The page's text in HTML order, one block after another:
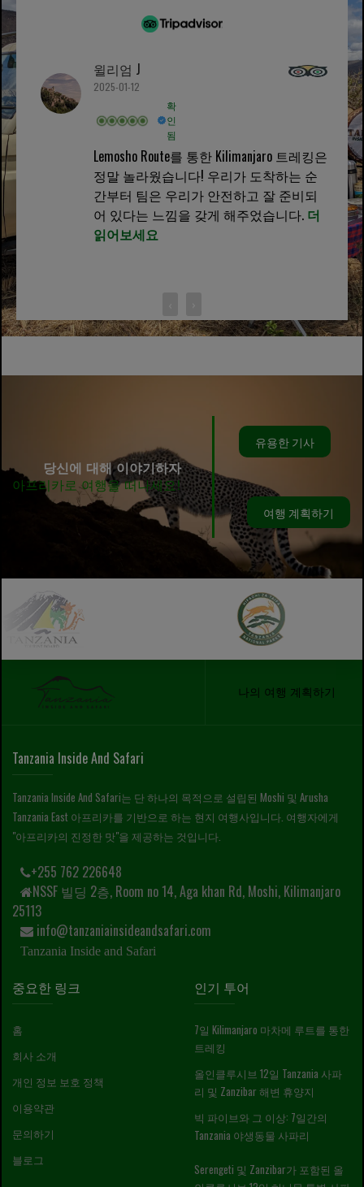
윌리엄 J
2025-01-12
확
인
됨
Lemosho Route를 통한 Kilimanjaro 트레킹은
정말 놀라웠습니다! 우리가 도착하는 순
간부터 팀은 우리가 안전하고 잘 준비되
어 있다는 느낌을 갖게 해주었습니다. 더
읽어보세요
당신에 대해 이야기하자
아프리카로 여행을 떠나세요!
유용한 기사
여행 계획하기
나의 여행 계획하기
Tanzania Inside And Safari
Tanzania Inside And Safari는 단 하나의 목적으로 설립된 Moshi 및 Arusha
Tanzania East 아프리카를 기반으로 하는 현지 여행사입니다. 여행자에게
"아프리카의 진정한 맛"을 제공하는 것입니다.
+255 762 226648
NSSF 빌딩 2층, Room no 14, Aga khan Rd, Moshi, Kilimanjaro
25113
info@tanzaniainsideandsafari.com
Tanzania Inside and Safari
중요한 링크
홈
회사 소개
개인 정보 보호 정책
이용약관
문의하기
블로그
인기 투어
7일 Kilimanjaro 마차메 루트를 통한
트레킹
올인클루시브 12일 Tanzania 사파
리 및 Zanzibar 해변 휴양지
빅 파이브와 그 이상: 7일간의
Tanzania 야생동물 사파리
Serengeti 및 Zanzibar가 포함된 올